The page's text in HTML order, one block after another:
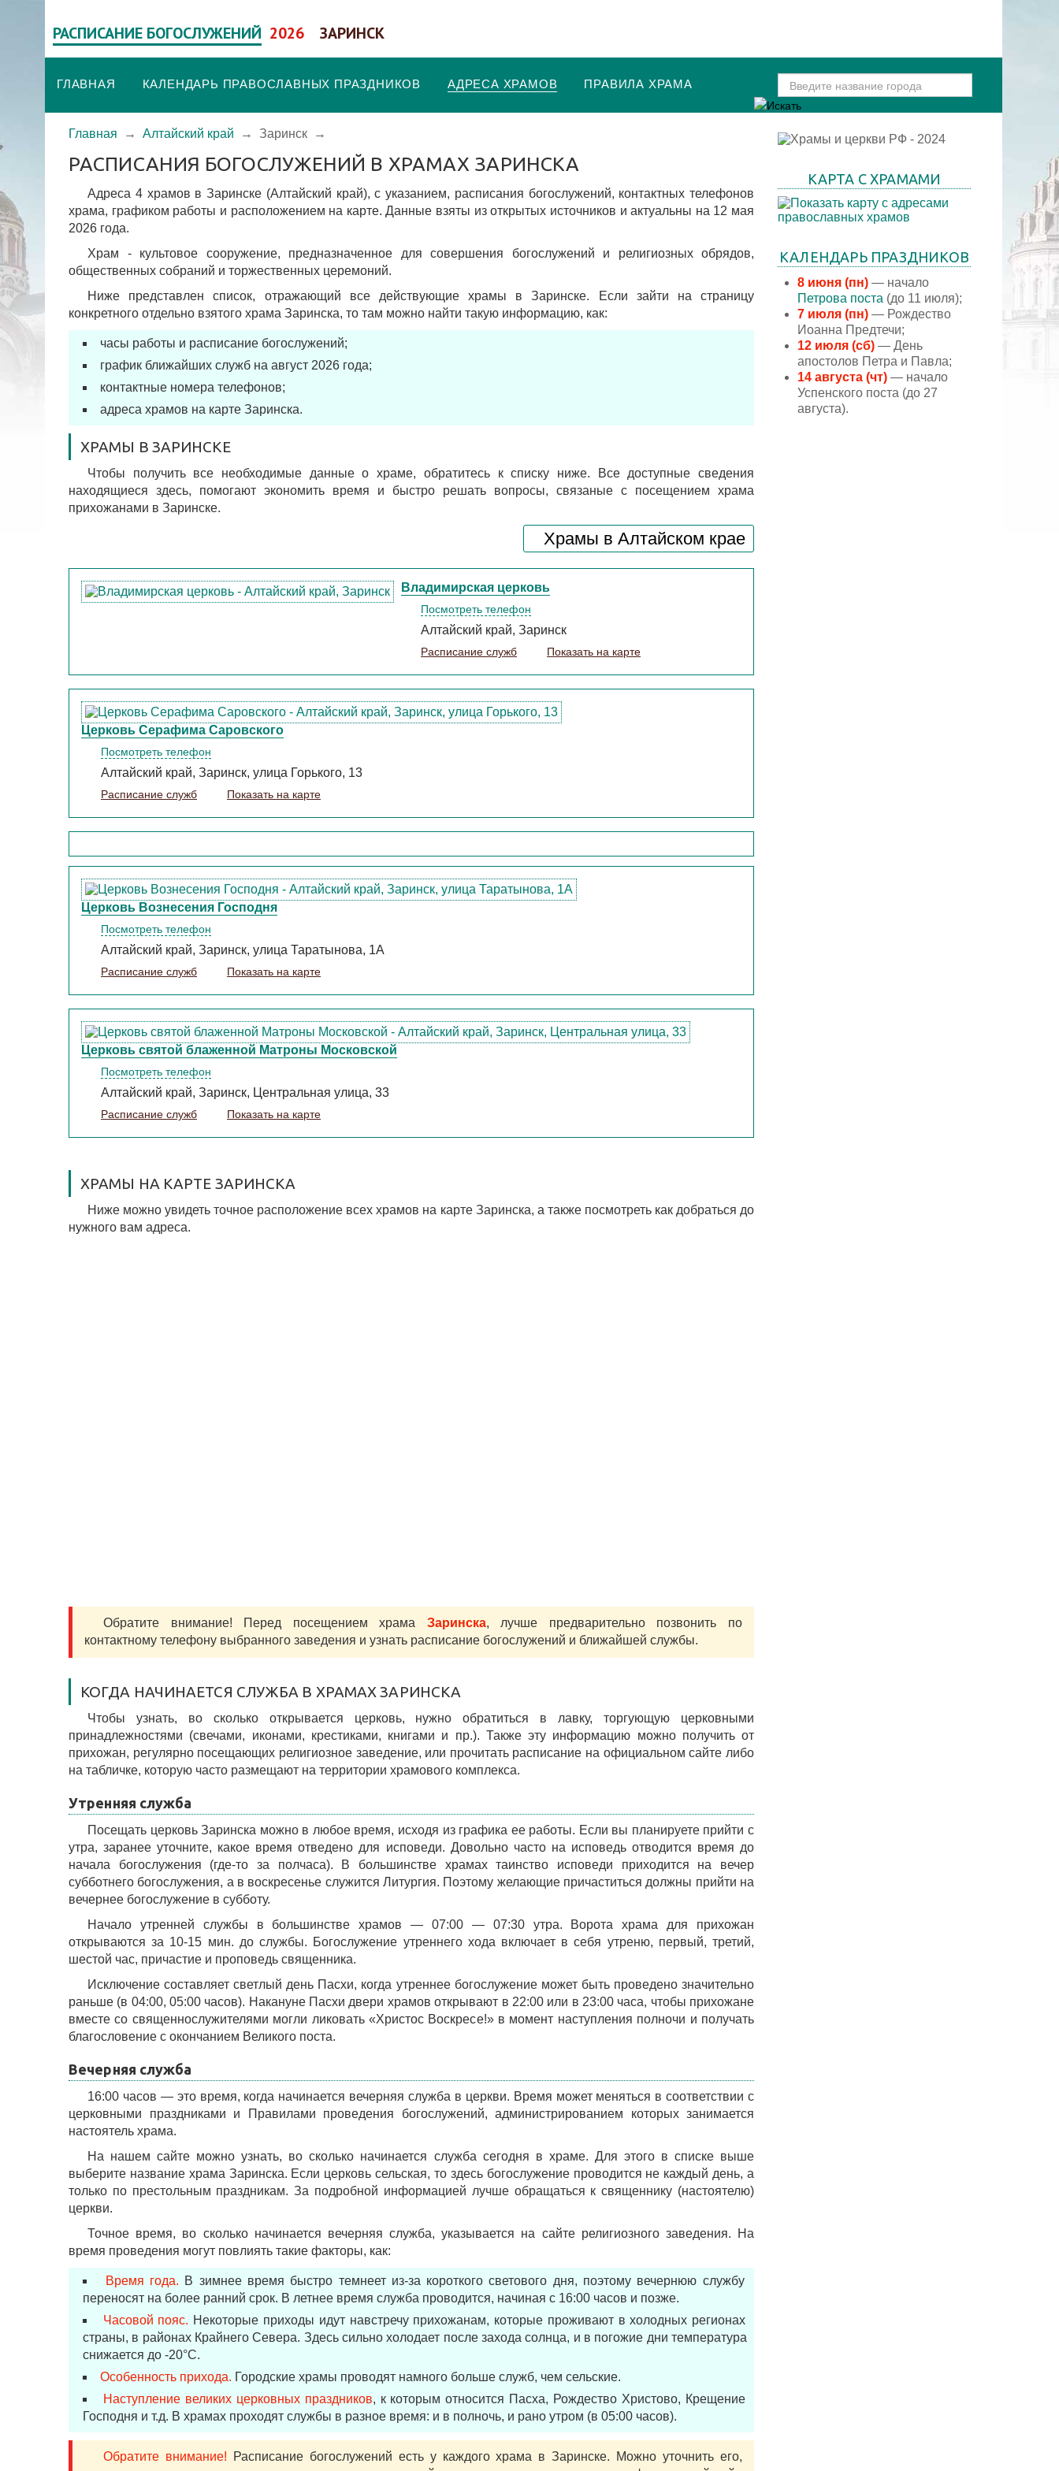
РАСПИСАНИЕ БОГОСЛУЖЕНИЙ 2026 ЗАРИНСК
ГЛАВНАЯ КАЛЕНДАРЬ ПРАВОСЛАВНЫХ ПРАЗДНИКОВ АДРЕСА ХРАМОВ ПРАВИЛА ХРАМА
Главная → Алтайский край → Заринск →
РАСПИСАНИЯ БОГОСЛУЖЕНИЙ В ХРАМАХ ЗАРИНСКА
Адреса 4 храмов в Заринске (Алтайский край), c указанием, расписания богослужений, контактных телефонов
храма, графиком работы и расположением на карте. Данные взяты из открытых источников и актуальны на 12 мая
2026 года.
Храм - культовое сооружение, предназначенное для совершения богослужений и религиозных обрядов,
общественных собраний и торжественных церемоний.
Ниже представлен список, отражающий все действующие храмы в Заринске. Если зайти на страницу
конкретного отдельно взятого храма Заринска, то там можно найти такую информацию, как:
часы работы и расписание богослужений;
график ближайших служб на август 2026 года;
контактные номера телефонов;
адреса храмов на карте Заринска.
ХРАМЫ В ЗАРИНСКЕ
Чтобы получить все необходимые данные о храме, обратитесь к списку ниже. Все доступные сведения
находящиеся здесь, помогают экономить время и быстро решать вопросы, связаные с посещением храма
прихожанами в Заринске.
Храмы в Алтайском крае
Владимирская церковь
Посмотреть телефон
Алтайский край, Заринск
Расписание служб Показать на карте
Церковь Серафима Саровского
Посмотреть телефон
Алтайский край, Заринск, улица Горького, 13
Расписание служб Показать на карте
Церковь Вознесения Господня
Посмотреть телефон
Алтайский край, Заринск, улица Таратынова, 1А
Расписание служб Показать на карте
Церковь святой блаженной Матроны Московской
Посмотреть телефон
Алтайский край, Заринск, Центральная улица, 33
Расписание служб Показать на карте
ХРАМЫ НА КАРТЕ ЗАРИНСКА
Ниже можно увидеть точное расположение всех храмов на карте Заринска, а также посмотреть как добраться до
нужного вам адреса.
Обратите внимание! Перед посещением храма Заринска, лучше предварительно позвонить по
контактному телефону выбранного заведения и узнать расписание богослужений и ближайшей службы.
КОГДА НАЧИНАЕТСЯ СЛУЖБА В ХРАМАХ ЗАРИНСКА
Чтобы узнать, во сколько открывается церковь, нужно обратиться в лавку, торгующую церковными
принадлежностями (свечами, иконами, крестиками, книгами и пр.). Также эту информацию можно получить от
прихожан, регулярно посещающих религиозное заведение, или прочитать расписание на официальном сайте либо
на табличке, которую часто размещают на территории храмового комплекса.
Утренняя служба
Посещать церковь Заринска можно в любое время, исходя из графика ее работы. Если вы планируете прийти с
утра, заранее уточните, какое время отведено для исповеди. Довольно часто на исповедь отводится время до
начала богослужения (где-то за полчаса). В большинстве храмах таинство исповеди приходится на вечер
субботнего богослужения, а в воскресенье служится Литургия. Поэтому желающие причаститься должны прийти на
вечернее богослужение в субботу.
Начало утренней службы в большинстве храмов — 07:00 — 07:30 утра. Ворота храма для прихожан
открываются за 10-15 мин. до службы. Богослужение утреннего хода включает в себя утреню, первый, третий,
шестой час, причастие и проповедь священника.
Исключение составляет светлый день Пасхи, когда утреннее богослужение может быть проведено значительно
раньше (в 04:00, 05:00 часов). Накануне Пасхи двери храмов открывают в 22:00 или в 23:00 часа, чтобы прихожане
вместе со священнослужителями могли ликовать «Христос Воскресе!» в момент наступления полночи и получать
благословение с окончанием Великого поста.
Вечерняя служба
16:00 часов — это время, когда начинается вечерняя служба в церкви. Время может меняться в соответствии с
церковными праздниками и Правилами проведения богослужений, администрированием которых занимается
настоятель храма.
На нашем сайте можно узнать, во сколько начинается служба сегодня в храме. Для этого в списке выше
выберите название храма Заринска. Если церковь сельская, то здесь богослужение проводится не каждый день, а
только по престольным праздникам. За подробной информацией лучше обращаться к священнику (настоятелю)
церкви.
Точное время, во сколько начинается вечерняя служба, указывается на сайте религиозного заведения. На
время проведения могут повлиять такие факторы, как:
Время года. В зимнее время быстро темнеет из-за короткого светового дня, поэтому вечернюю службу
переносят на более ранний срок. В летнее время служба проводится, начиная с 16:00 часов и позже.
Часовой пояс. Некоторые приходы идут навстречу прихожанам, которые проживают в холодных регионах
страны, в районах Крайнего Севера. Здесь сильно холодает после захода солнца, и в погожие дни температура
снижается до -20°С.
Особенность прихода. Городские храмы проводят намного больше служб, чем сельские.
Наступление великих церковных праздников, к которым относится Пасха, Рождество Христово, Крещение
Господня и т.д. В храмах проходят службы в разное время: и в полночь, и рано утром (в 05:00 часов).
Обратите внимание! Расписание богослужений есть у каждого храма в Заринске. Можно уточнить его,
КАРТА С ХРАМАМИ
КАЛЕНДАРЬ ПРАЗДНИКОВ
8 июня (пн) — начало
Петрова поста (до 11 июля);
7 июля (пн) — Рождество
Иоанна Предтечи;
12 июля (сб) — День
апостолов Петра и Павла;
14 августа (чт) — начало
Успенского поста (до 27
августа).